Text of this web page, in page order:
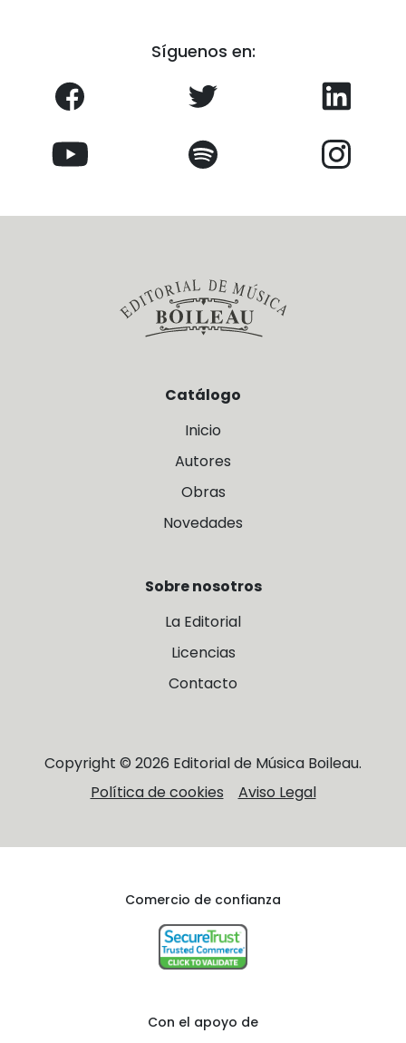
Síguenos en:
Catálogo
Inicio
Autores
Obras
Novedades
Sobre nosotros
La Editorial
Licencias
Contacto
Copyright © 2026 Editorial de Música Boileau.
Política de cookies
Aviso Legal
Comercio de confianza
Con el apoyo de